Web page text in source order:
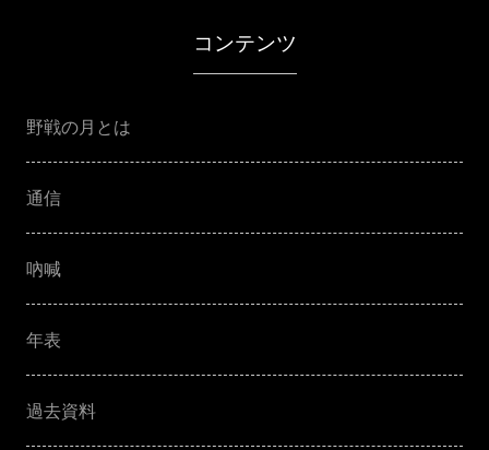
コンテンツ
野戦の月とは
通信
吶喊
年表
過去資料